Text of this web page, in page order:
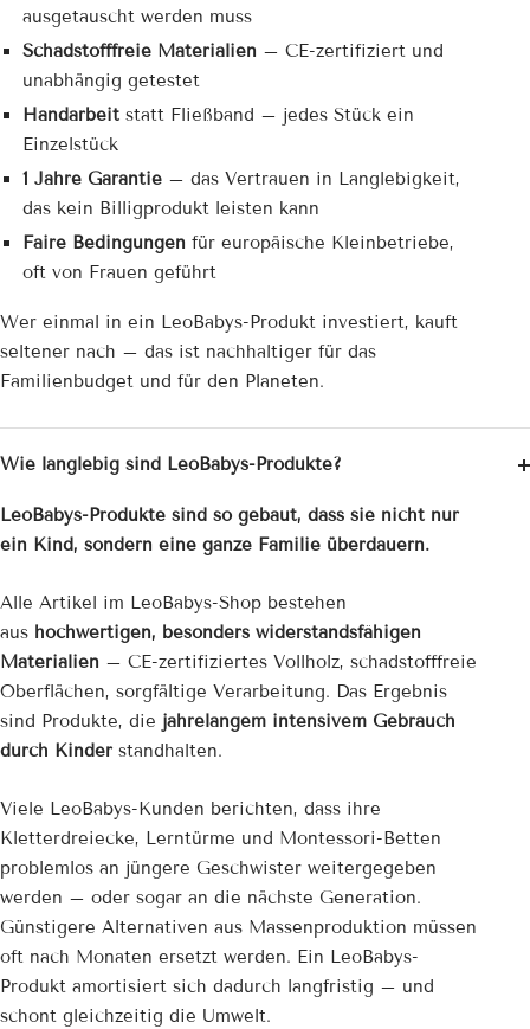
ausgetauscht werden muss
Schadstofffreie Materialien – CE-zertifiziert und
unabhängig getestet
Handarbeitstatt Fließband – jedes Stück ein
Einzelstück
1 Jahre Garantie– das Vertrauen in Langlebigkeit,
das kein Billigprodukt leisten kann
Faire Bedingungen für europäische Kleinbetriebe,
oft von Frauen geführt
Wer einmal in ein LeoBabys-Produkt investiert, kauft
seltener nach – das ist nachhaltiger für das
Familienbudget und für den Planeten.
Wie langlebig sind LeoBabys-Produkte?
LeoBabys-Produkte sind so gebaut, dass sie nicht nur
ein Kind, sondern eine ganze Familie überdauern.
Alle Artikel im LeoBabys-Shop bestehen
aus hochwertigen, besonders widerstandsfähigen
Materialien – CE-zertifiziertes Vollholz, schadstofffreie
Oberflächen, sorgfältige Verarbeitung. Das Ergebnis
sind Produkte, die jahrelangem intensivem Gebrauch
durch Kinder standhalten.
Viele LeoBabys-Kunden berichten, dass ihre
Kletterdreiecke, Lerntürme und Montessori-Betten
problemlos an jüngere Geschwister weitergegeben
werden – oder sogar an die nächste Generation.
Günstigere Alternativen aus Massenproduktion müssen
oft nach Monaten ersetzt werden. Ein LeoBabys-
Produkt amortisiert sich dadurch langfristig – und
schont gleichzeitig die Umwelt.